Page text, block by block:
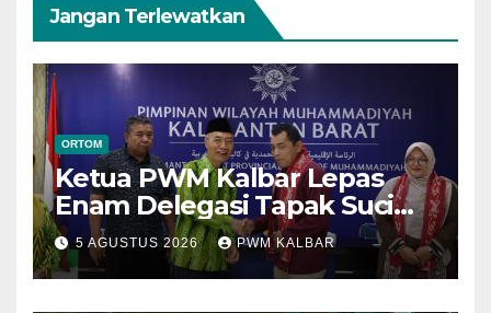
Jangan Terlewatkan
ORTOM
Ketua PWM Kalbar Lepas
Enam Delegasi Tapak Suci
Menuju Muktamar XVI di
Semarang
5 AGUSTUS 2026 PWM KALBAR